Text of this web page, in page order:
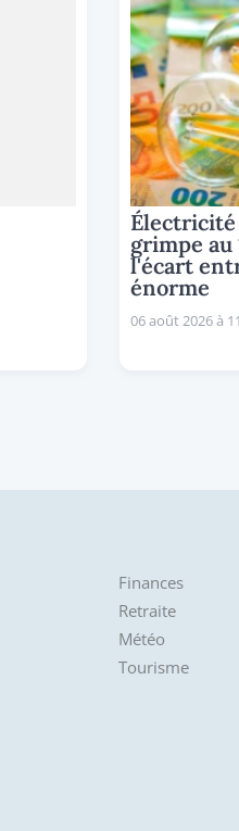
grimpe au
l'écart
énorme
06 août 2026 à
Finances
Retraite
Météo
Tourisme